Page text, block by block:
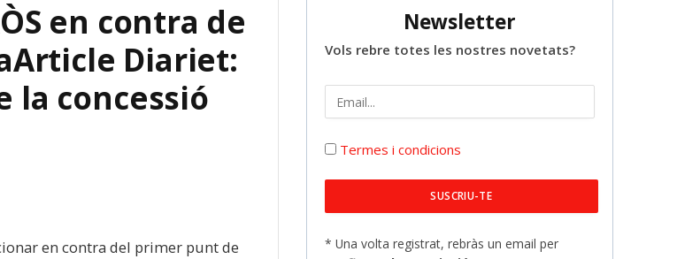
en contra de
Article Diariet:
la concessió
en contra del primer punt de
Newsletter
Vols rebre totes les nostres novetats?
Termes i condicions
* Una volta registrat, rebràs un email per